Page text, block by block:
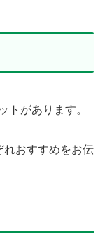
トがあります。
れおすすめをお伝